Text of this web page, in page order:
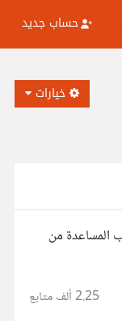
حساب جديد
خيارات
المساعدة من
2.25 ألف متابع